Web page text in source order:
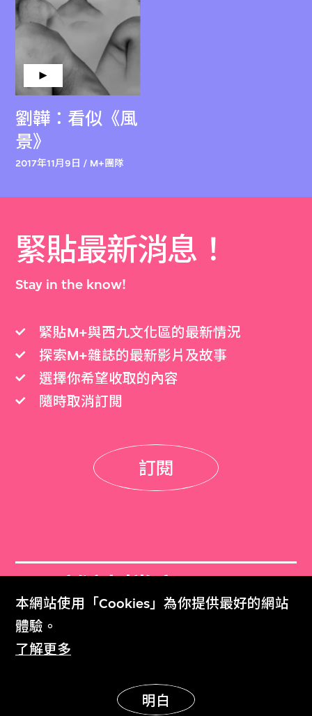
本網站使用「Cookies」為你提供最好的網站
體驗。
了解更多
明白
劉韡：看似《風
景》
2017年11月9日 / M+團隊
緊貼最新消息！
Stay in the know!
緊貼M+與西九文化區的最新情況
探索M+雜誌的最新影片及故事
選擇你希望收取的內容
隨時取消訂閲
訂閱
M+雜誌檔案
M+ Magazine Archive
M+藏品
Collection Online